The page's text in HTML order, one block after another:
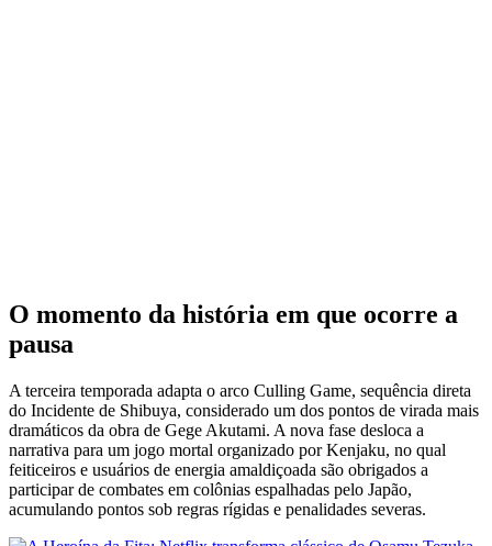
O momento da história em que ocorre a
pausa
A terceira temporada adapta o arco Culling Game, sequência direta
do Incidente de Shibuya, considerado um dos pontos de virada mais
dramáticos da obra de Gege Akutami. A nova fase desloca a
narrativa para um jogo mortal organizado por Kenjaku, no qual
feiticeiros e usuários de energia amaldiçoada são obrigados a
participar de combates em colônias espalhadas pelo Japão,
acumulando pontos sob regras rígidas e penalidades severas.